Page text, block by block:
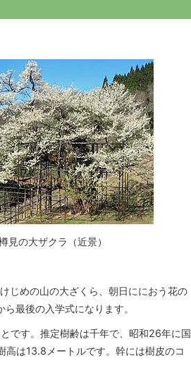
ザクラ（近景）
じめの山の大ざくら、朝日ににおう花の
最後の入学式になります。
です。推定樹齢は千年で、昭和26年に国
は13.8メートルです。幹には樹皮のコ